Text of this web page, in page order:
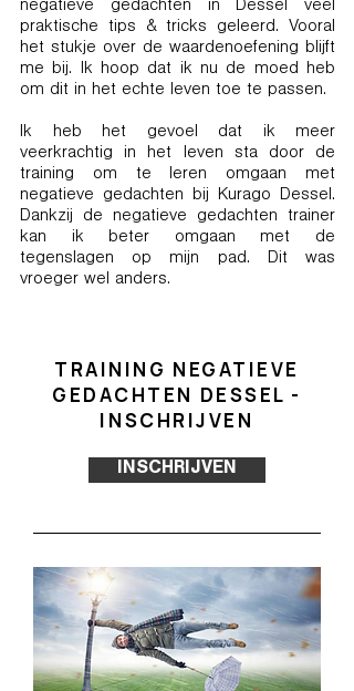
negatieve gedachten in Dessel veel
praktische tips & tricks geleerd. Vooral
het stukje over de waardenoefening blijft
me bij. Ik hoop dat ik nu de moed heb
om dit in het echte leven toe te passen.
Ik heb het gevoel dat ik meer
veerkrachtig in het leven sta door de
training om te leren omgaan met
negatieve gedachten bij Kurago Dessel.
Dankzij de negatieve gedachten trainer
kan ik beter omgaan met de
tegenslagen op mijn pad. Dit was
vroeger wel anders.
TRAINING NEGATIEVE
GEDACHTEN DESSEL -
INSCHRIJVEN
INSCHRIJVEN